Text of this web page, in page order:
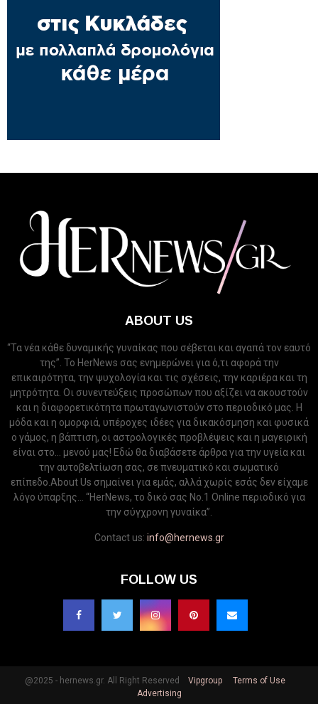
ABOUT US
“Τα νέα κάθε δυναμικής γυναίκας που σέβεται και αγαπά τον εαυτό
της”. Το HerNews σας ενημερώνει για ό,τι αφορά την
επικαιρότητα, την ψυχολογία και τις σχέσεις, την καριέρα και τη
μητρότητα. Οι συνεντεύξεις προσώπων που αξίζει να ακουστούν
και η διαφορετικότητα πρωταγωνιστούν στο περιοδικό μας. Η
μόδα και η ομορφιά, υπέροχες ιδέες για δικακόσμηση και φυσικά
ο γάμος, η βάπτιση, οι αστρολογικές προβλέψεις και η μαγειρική
είναι στο... μενού μας! Εδώ θα διαβάσετε άρθρα για την υγεία και
την αυτοβελτίωση σας, σε πνευματικό και σωματικό
επίπεδο.About Us σημαίνει για εμάς, αλλά χωρίς εσάς δεν είχαμε
λόγο ύπαρξης... “HerNews, το δικό σας Νo.1 Online περιοδικό για
την σύγχρονη γυναίκα”.
Contact us: info@hernews.gr
FOLLOW US
@2025 - hernews.gr. All Right Reserved Vipgroup
Terms of Use
Advertising